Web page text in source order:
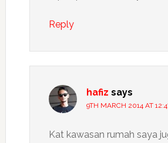
Reply
hafiz says
9TH MARCH 2014 AT
Kat kawasan rumah saya